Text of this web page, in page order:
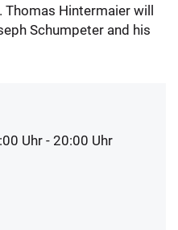
Hintermaier will
Schumpeter and his
Uhr - 20:00 Uhr